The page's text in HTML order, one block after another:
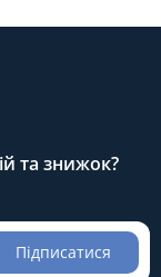
та знижок?
Підписатися